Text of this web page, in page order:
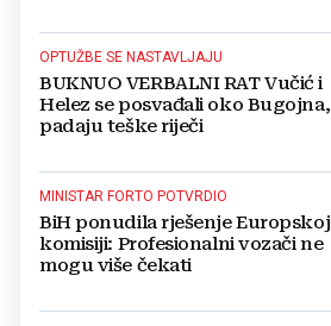
OPTUŽBE SE NASTAVLJAJU
BUKNUO VERBALNI RAT Vučić i
Helez se posvađali oko Bugojna,
padaju teške riječi
MINISTAR FORTO POTVRDIO
BiH ponudila rješenje Europskoj
komisiji: Profesionalni vozači ne
mogu više čekati